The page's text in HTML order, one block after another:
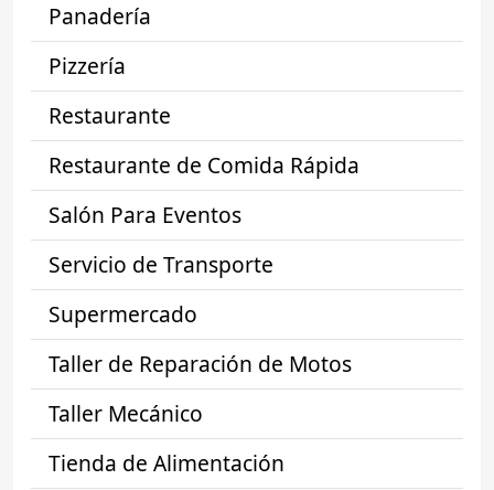
Panadería
Pizzería
Restaurante
Restaurante de Comida Rápida
Salón Para Eventos
Servicio de Transporte
Supermercado
Taller de Reparación de Motos
Taller Mecánico
Tienda de Alimentación